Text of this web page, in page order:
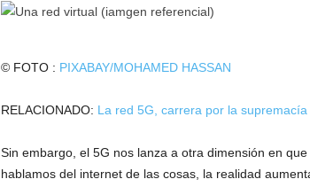
© FOTO : PIXABAY/MOHAMED HASSAN
RELACIONADO: La red 5G, carrera por la supremacía
Sin embargo, el 5G nos lanza a otra dimensión en
hablamos del internet de las cosas, la realidad